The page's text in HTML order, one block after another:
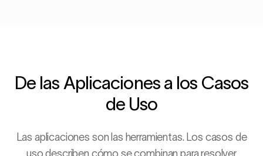
De las Aplicaciones a los Casos
de Uso
Las aplicaciones son las herramientas. Los casos de
uso describen cómo se combinan para resolver